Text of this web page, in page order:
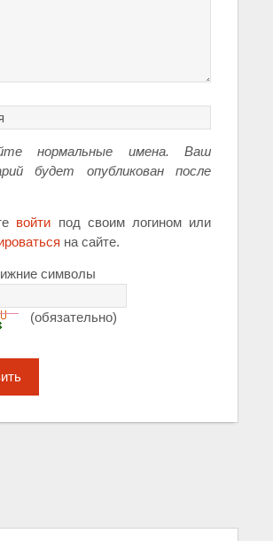
нормальные имена. Ваш
будет опубликован после
войти под своим логином или
на сайте.
символы
(обязательно)